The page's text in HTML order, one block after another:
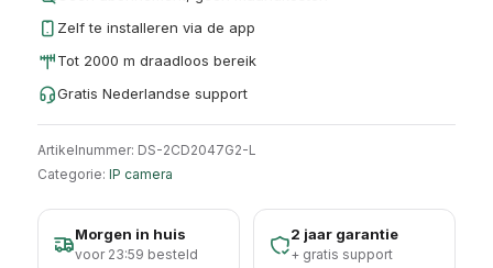
Zelf te installeren via de app
Tot 2000 m draadloos bereik
Gratis Nederlandse support
Artikelnummer: DS-2CD2047G2-L
Categorie: IP camera
Morgen in huis
voor 23:59 besteld
2 jaar garantie
+ gratis support